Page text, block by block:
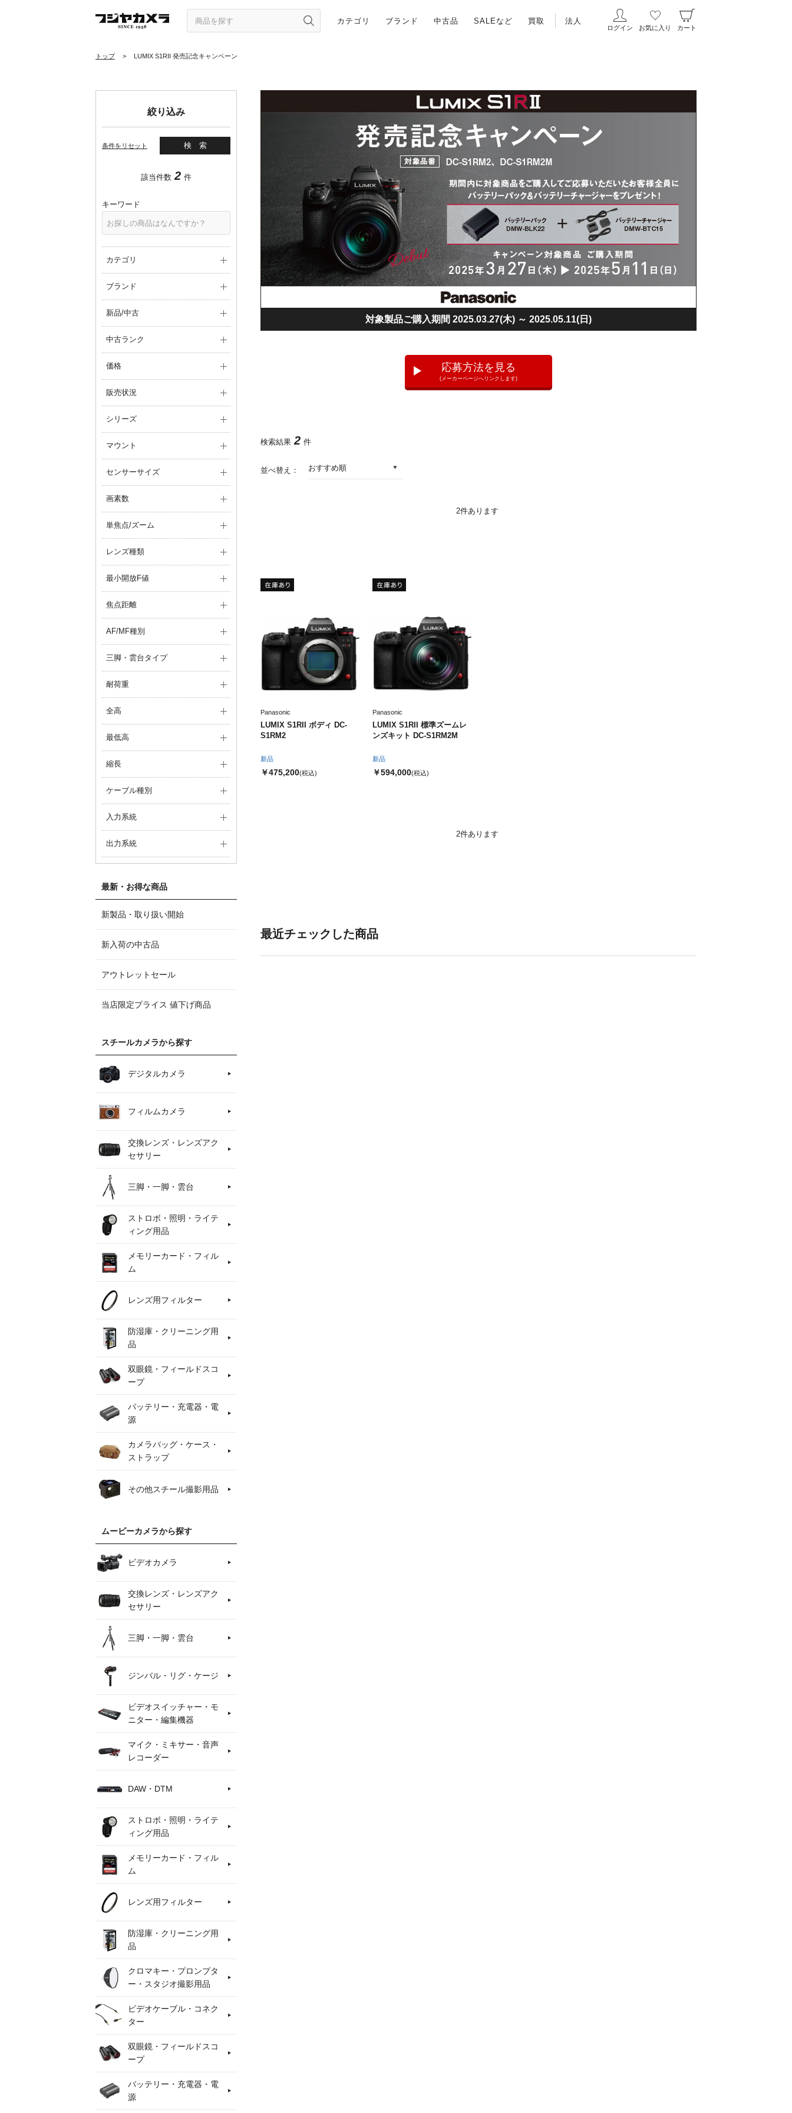
カテゴリ ブランド 中古品 SALEなど 買取 法人
ログイン お気に入り カート
トップ > LUMIX S1RII 発売記念キャンペーン
絞り込み
条件をリセット 検索
該当件数 2 件
キーワード
カテゴリ
ブランド
新品/中古
中古ランク
価格
販売状況
シリーズ
マウント
センサーサイズ
画素数
単焦点/ズーム
レンズ種類
最小開放F値
焦点距離
AF/MF種別
三脚・雲台タイプ
耐荷重
全高
最低高
縮長
ケーブル種別
入力系統
出力系統
最新・お得な商品
新製品・取り扱い開始
新入荷の中古品
アウトレットセール
当店限定プライス 値下げ商品
スチールカメラから探す
デジタルカメラ
フィルムカメラ
交換レンズ・レンズアク
セサリー
三脚・一脚・雲台
ストロボ・照明・ライテ
ィング用品
メモリーカード・フィル
ム
レンズ用フィルター
防湿庫・クリーニング用
品
双眼鏡・フィールドスコ
ープ
バッテリー・充電器・電
源
カメラバッグ・ケース・
ストラップ
その他スチール撮影用品
ムービーカメラから探す
ビデオカメラ
交換レンズ・レンズアク
セサリー
三脚・一脚・雲台
ジンバル・リグ・ケージ
ビデオスイッチャー・モ
ニター・編集機器
マイク・ミキサー・音声
レコーダー
DAW・DTM
ストロボ・照明・ライテ
ィング用品
メモリーカード・フィル
ム
レンズ用フィルター
防湿庫・クリーニング用
品
クロマキー・プロンプタ
ー・スタジオ撮影用品
ビデオケーブル・コネク
ター
双眼鏡・フィールドスコ
ープ
バッテリー・充電器・電
源
対象製品ご購入期間 2025.03.27(木) ～ 2025.05.11(日)
応募方法を見る
(メーカーページへリンクします)
検索結果 2 件
並べ替え： おすすめ順
2件あります
新品
Panasonic
LUMIX S1RII ボディ DC-
S1RM2
￥475,200(税込)
新品
Panasonic
LUMIX S1RII 標準ズームレ
ンズキット DC-S1RM2M
￥594,000(税込)
2件あります
最近チェックした商品